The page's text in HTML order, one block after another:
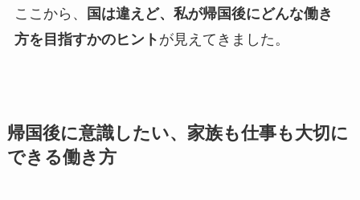
ここから、
国は違えど、私が帰国後にどんな働き
方を目指すかのヒント が見えてきました。
帰国後に意識したい、家族も仕事も大切に
できる働き方